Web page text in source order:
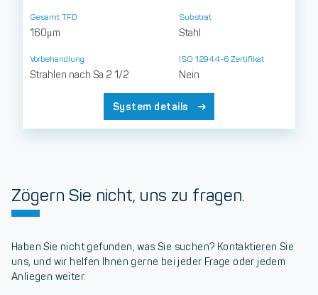
Substrat
Stahl
Vorbehandlung
Strahlen nach Sa 2 1/2
ISO 12944-6 Zertifikat
Nein
Gesamt TFD
160μm
System details
Zögern Sie nicht, uns zu fragen.
Haben Sie nicht gefunden, was Sie suchen? Kontaktieren Sie
uns, und wir helfen Ihnen gerne bei jeder Frage oder jedem
Anliegen weiter.